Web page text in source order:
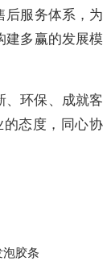
后服务体系，为
建多赢的发展模
、环保、成就客
的态度，同心协
胶条